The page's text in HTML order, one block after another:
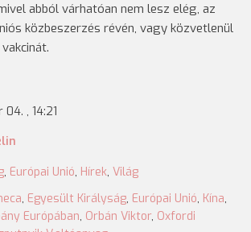
abból várhatóan nem lesz elég, az
közbeszerzés révén, vagy közvetlenül
04. , 14:21
, Európai Unió, Hírek, Világ
, Egyesült Királyság, Európai Unió, Kína,
Európában, Orbán Viktor, Oxfordi